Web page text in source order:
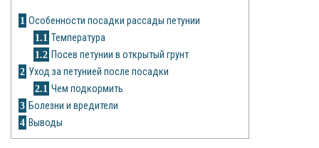
Петуния
Рецепты
О сайте
1 Особенности посадки рассады петунии
1.1 Температура
1.2 Посев петунии в открытый грунт
2 Уход за петунией после посадки
2.1 Чем подкормить
3 Болезни и вредители
4 Выводы